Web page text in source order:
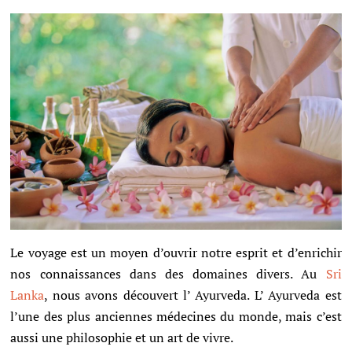
Le voyage est un moyen d’ouvrir notre esprit et d’enrichir
nos connaissances dans des domaines divers. Au Sri
Lanka, nous avons découvert l’ Ayurveda. L’ Ayurveda est
l’une des plus anciennes médecines du monde, mais c’est
aussi une philosophie et un art de vivre.